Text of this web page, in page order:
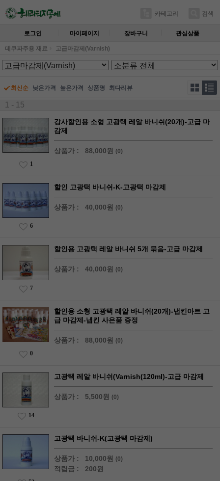
카테고리 검색
로그인 마이페이지 장바구니 관심상품
데쿠파주용 재료 고급마감제(Varnish)
최신순 낮은가격 높은가격 상품명 최다리뷰
1 - 15
강사할인용 소형 고광택 레알 바니쉬(20개)-고급 마
감제
상품가 : 88,000원 (0)
1
할인 고광택 바니쉬-K-고광택 마감제
상품가 : 40,000원 (0)
6
할인용 고광택 레알 바니쉬 5개 묶음-고급 마감제
상품가 : 40,000원 (0)
7
할인용 소형 고광택 레알 바니쉬(20개)-냅킨아트 고
급 마감제-냅킨 사은품 증정
상품가 : 88,000원 (0)
0
고광택 레알 바니쉬(Varnish(120ml)-고급 마감제
상품가 : 5,500원 (0)
14
고광택 바니쉬-K(고광택 마감제)
상품가 : 10,000원 (0)
적립금 : 200원